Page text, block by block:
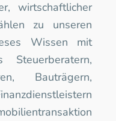
wirtschaftlicher
zu unseren
Wissen mit
Bauträgern,